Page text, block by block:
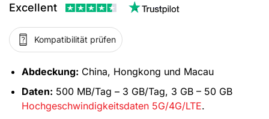
Excellent
Kompatibilität prüfen
Abdeckung: China, Hongkong und Macau
Daten: 500 MB/Tag – 3 GB/Tag, 3 GB – 50 GB
Hochgeschwindigkeitsdaten 5G/4G/LTE.